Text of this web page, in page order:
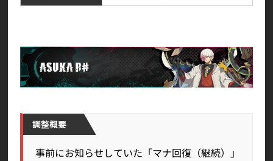
調整概要
事前にお知らせしていた「マナ回復（継続）」